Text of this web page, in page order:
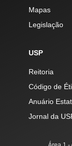
Mapas
Legislação
USP
Reitoria
Código de
Anuário
Jornal da